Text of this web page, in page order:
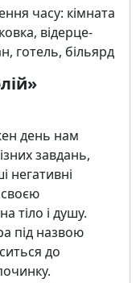
часу: кімната
відерце-
готель, більярд
день нам
завдань,
негативні
своєю
тіло і душу.
під назвою
до